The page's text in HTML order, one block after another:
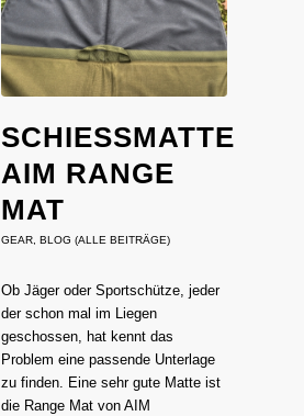
SCHIESSMATTE A
IM RANGE M
AT
GEAR, BLOG (ALLE BEITRÄGE)
Ob Jäger oder Sportschütze, jeder
der schon mal im Liegen
geschossen, hat kennt das
Problem eine passende Unterlage
zu finden. Eine sehr gute Matte ist
die Range Mat von AIM